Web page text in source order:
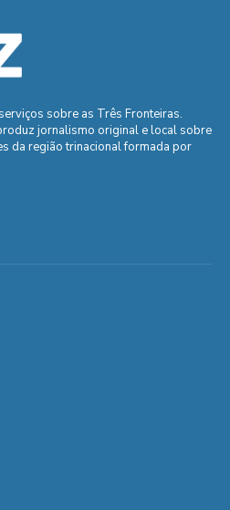
sobre as Três Fronteiras.
jornalismo original e local sobre
da região trinacional formada por